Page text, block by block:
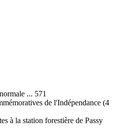
... 571
de l'Indépendance (4
à la station forestière de Passy